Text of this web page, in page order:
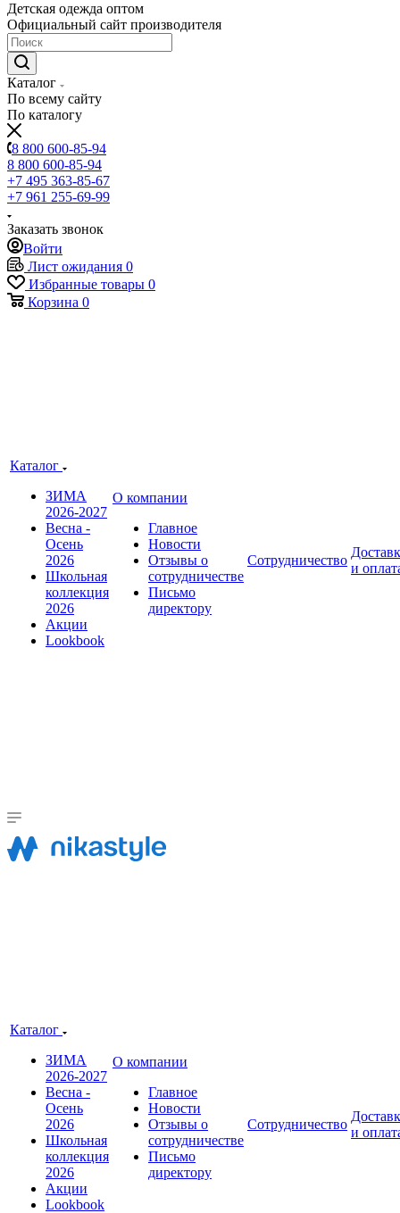
Детская одежда оптом
Официальный сайт производителя
Каталог
По всему сайту
По каталогу
8 800 600-85-94
8 800 600-85-94
+7 495 363-85-67
+7 961 255-69-99
Заказать звонок
Войти
Лист ожидания 0
Избранные товары 0
Корзина 0
Каталог
ЗИМА
2026-2027
Весна -
Осень
2026
Школьная
коллекция
2026
Акции
Lookbook
О компании
Главное
Новости
Отзывы о
сотрудничестве
Письмо
директору
Сотрудничество
и
Каталог
ЗИМА
2026-2027
Весна -
Осень
2026
Школьная
коллекция
2026
Акции
Lookbook
О компании
Главное
Новости
Отзывы о
сотрудничестве
Письмо
директору
Сотрудничество
и